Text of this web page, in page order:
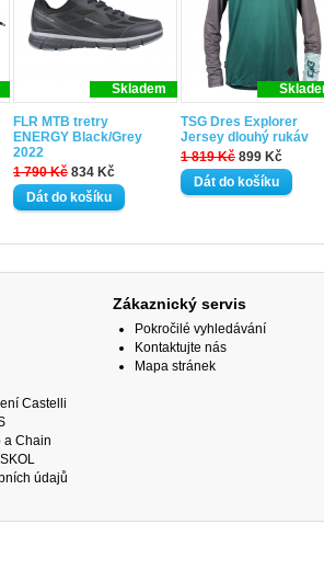
Skladem
FLR MTB tretry
ENERGY Black/Grey
2022
1 790 Kč 834 Kč
TSG Dres Explorer
Jersey dlouhý rukáv
1 819 Kč 899 Kč
Castelli
a Chain
údajů
Zákaznický servis
Pokročilé vyhledávání
Kontaktujte nás
Mapa stránek